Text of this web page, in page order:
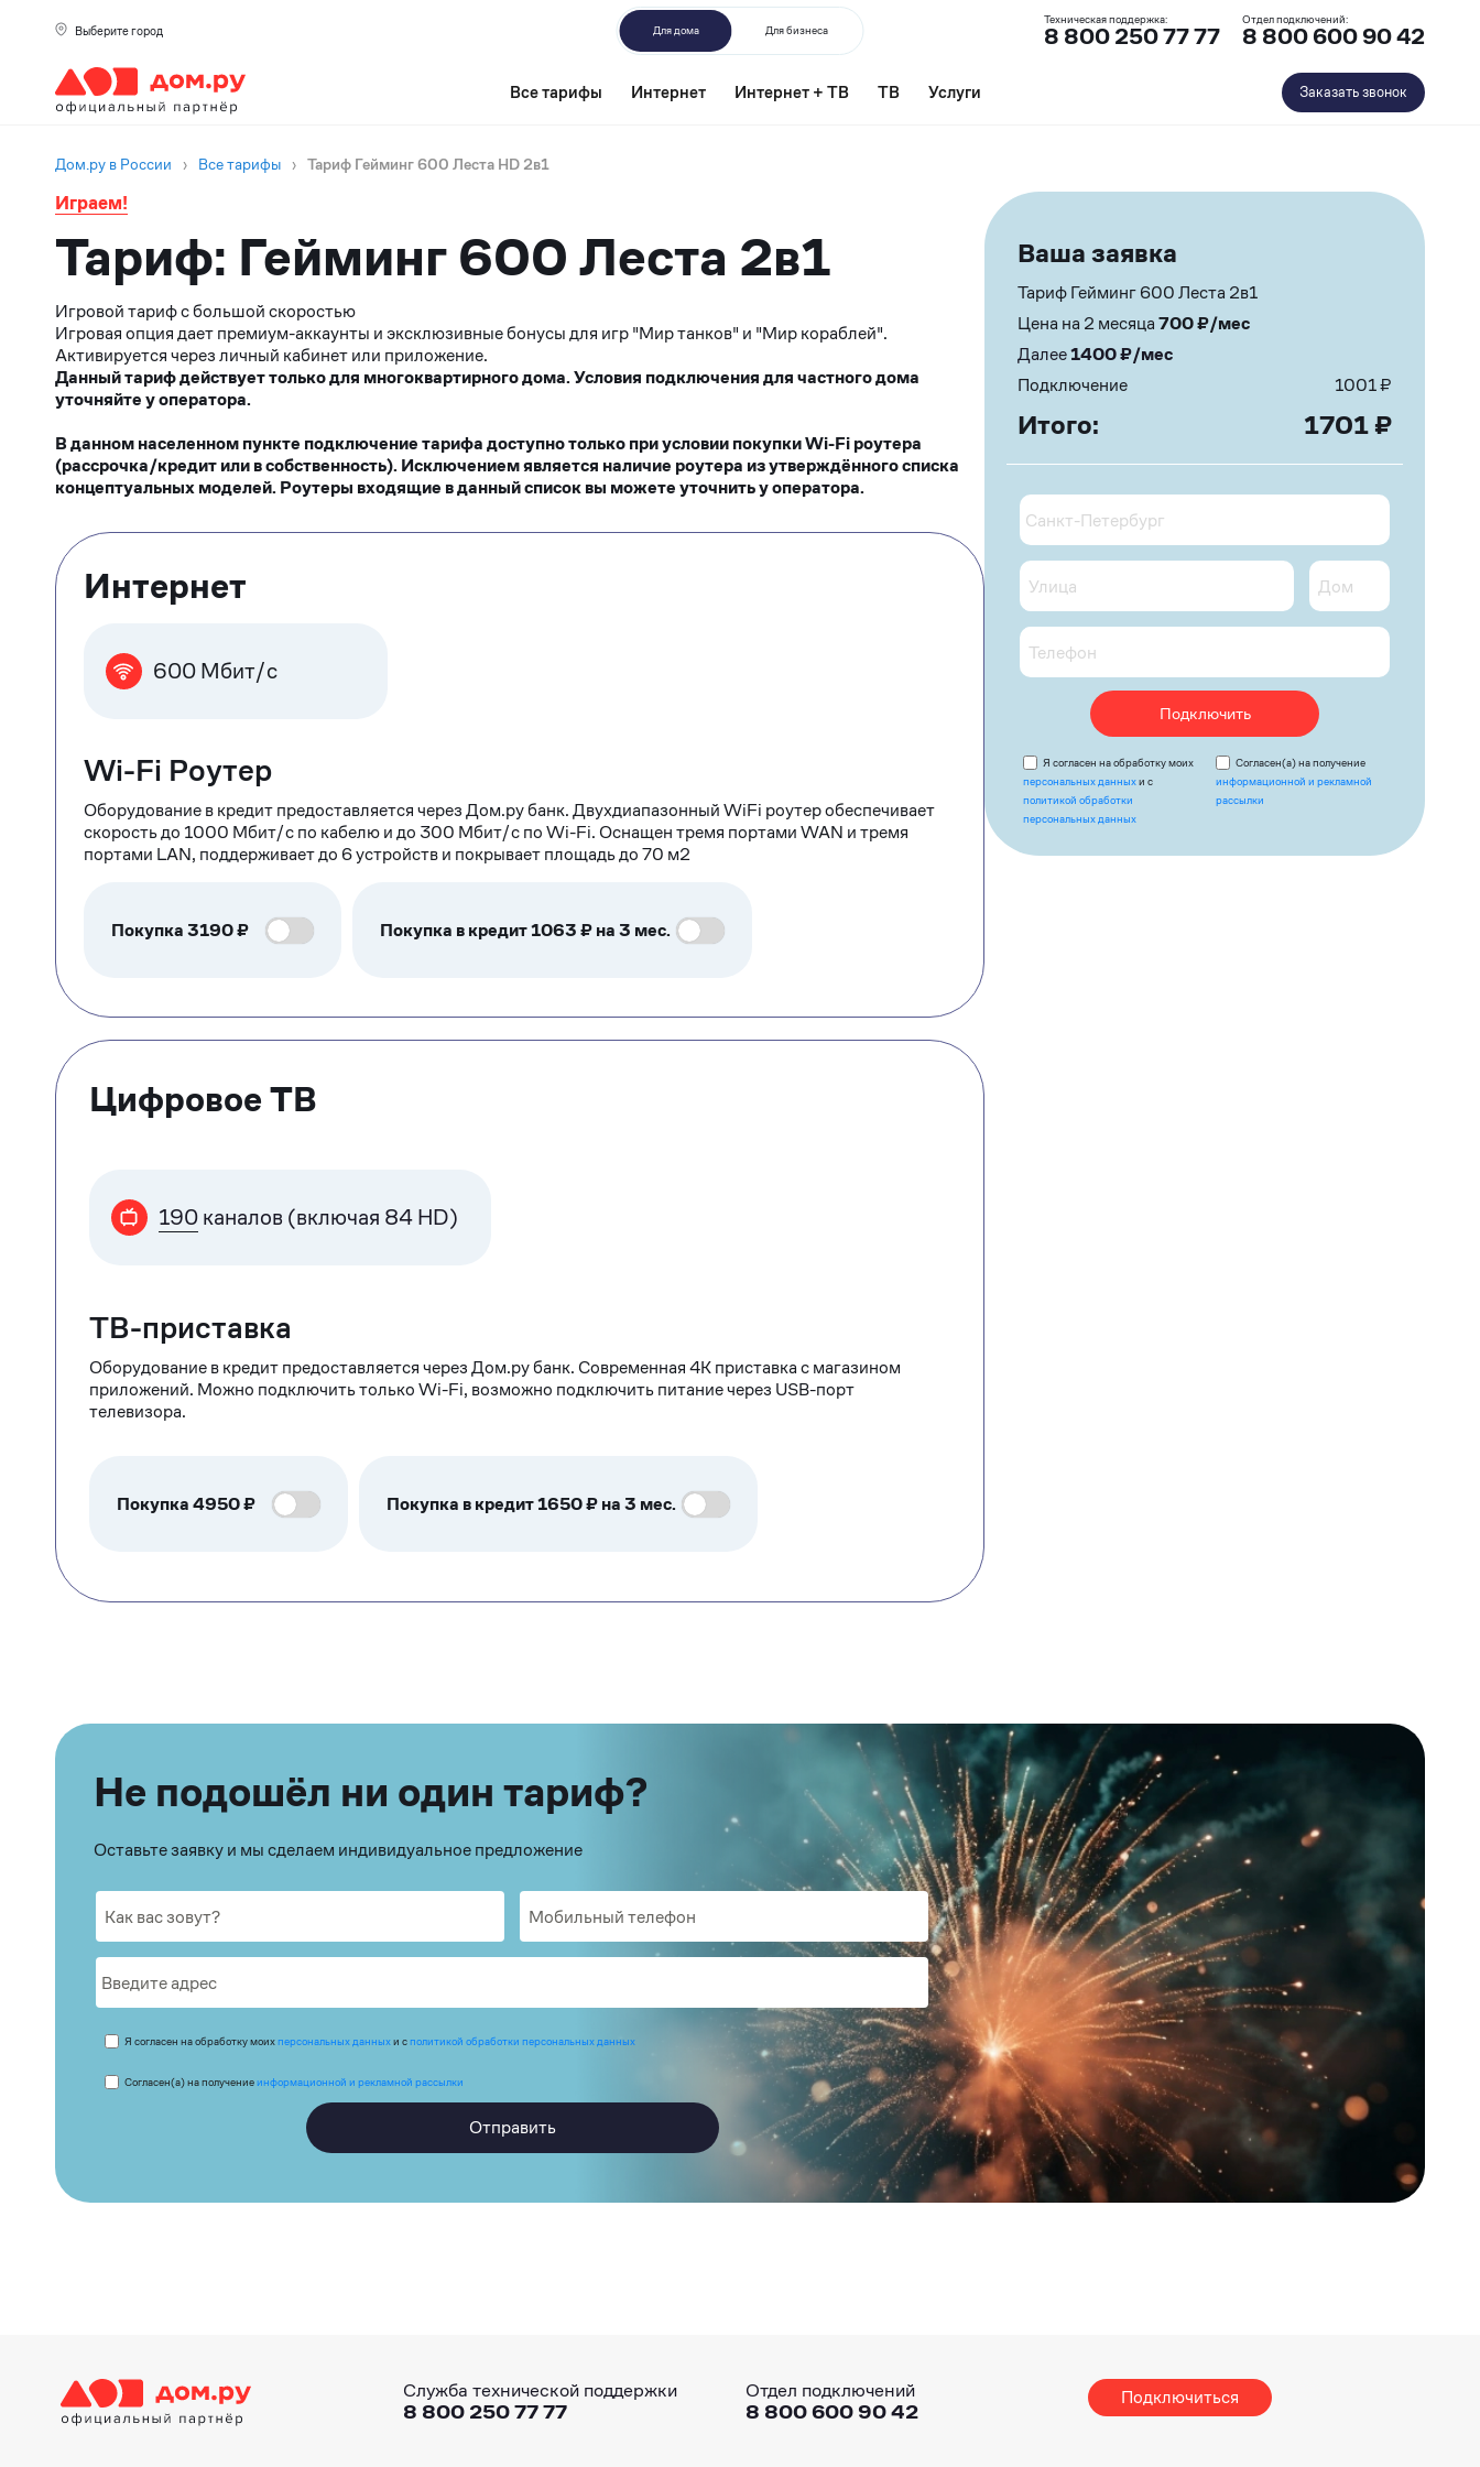
Выберите город Для дома Для бизнеса
Техническая поддержка:
8 800 250 77 77
Отдел подключений:
8 800 600 90 42
Все тарифы Интернет Интернет + ТВ ТВ Услуги Заказать звонок
Дом.ру в России › Все тарифы › Тариф Гейминг 600 Леста HD 2в1
Играем!
Тариф: Гейминг 600 Леста 2в1
Игровой тариф с большой скоростью
Игровая опция дает премиум-аккаунты и эксклюзивные бонусы для игр "Мир танков" и "Мир кораблей".
Активируется через личный кабинет или приложение.
Данный тариф действует только для многоквартирного дома. Условия подключения для частного дома
уточняйте у оператора.
В данном населенном пункте подключение тарифа доступно только при условии покупки Wi-Fi роутера
(рассрочка/кредит или в собственность). Исключением является наличие роутера из утверждённого списка
концептуальных моделей. Роутеры входящие в данный список вы можете уточнить у оператора.
Тарифные
опции
Интернет
600 Мбит/с
Wi-Fi Роутер
Оборудование в кредит предоставляется через Дом.ру банк. Двухдиапазонный WiFi роутер обеспечивает
скорость до 1000 Мбит/с по кабелю и до 300 Мбит/с по Wi-Fi. Оснащен тремя портами WAN и тремя
портами LAN, поддерживает до 6 устройств и покрывает площадь до 70 м2
Покупка3190₽ Покупка в кредит 1063 ₽ на 3 мес.
Цифровое ТВ
190 каналов (включая 84 HD)
ТВ-приставка
Оборудование в кредит предоставляется через Дом.ру банк. Современная 4К приставка с магазином
приложений. Можно подключить только Wi-Fi, возможно подключить питание через USB-порт
телевизора.
Покупка4950₽ Покупка в кредит 1650 ₽ на 3 мес.
Ваша заявка
Тариф Гейминг 600 Леста 2в1
Цена на 2 месяца700₽/мес
Далее1400₽/мес
Подключение
1001₽
Итого: 1701 ₽
Подключить
Я согласен на обработку моих
персональных данныхи с
политикой обработки
персональных данных
Согласен(а) на получение
информационной и рекламной
рассылки
Не подошёл ни один тариф?
Оставьте заявку и мы сделаем индивидуальное предложение
Я согласен на обработку моихперсональных данныхи сполитикой обработки персональных данных
Согласен(а) на получениеинформационной и рекламной рассылки
Отправить
Служба технической поддержки
8 800 250 77 77
Отдел подключений
8 800 600 90 42
Подключиться